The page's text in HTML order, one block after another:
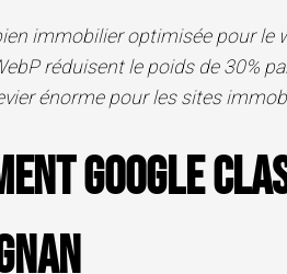
immobilier optimisée pour le
réduisent le poids de 30%
énorme pour les sites
Google